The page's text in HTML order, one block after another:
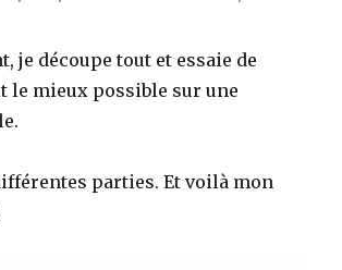
je découpe tout et essaie de
le mieux possible sur une
parties. Et voilà mon